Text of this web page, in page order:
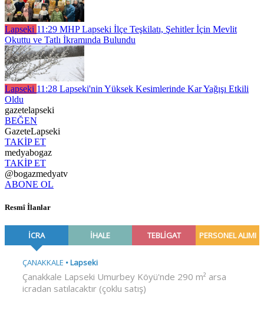
Lapseki 11:29 MHP Lapseki İlçe Teşkilatı, Şehitler İçin Mevlit
Okuttu ve Tatlı İkramında Bulundu
Lapseki 11:28 Lapseki'nin Yüksek Kesimlerinde Kar Yağışı Etkili
Oldu
gazetelapseki
BEĞEN
GazeteLapseki
TAKİP ET
medyabogaz
TAKİP ET
@bogazmedyatv
ABONE OL
Resmî İlanlar